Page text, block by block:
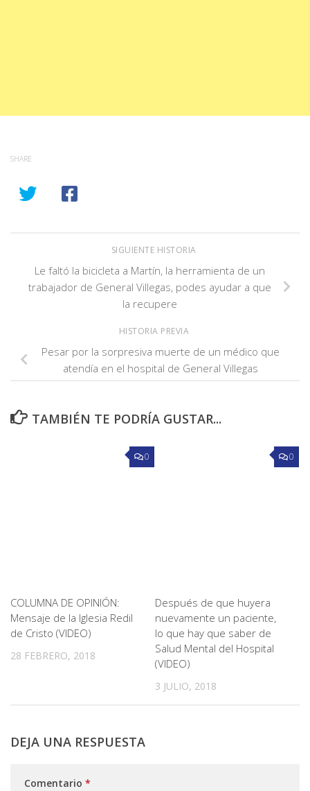
SHARE
SIGUIENTE HISTORIA
Le faltó la bicicleta a Martín, la herramienta de un
trabajador de General Villegas, podes ayudar a que
la recupere
HISTORIA PREVIA
Pesar por la sorpresiva muerte de un médico que
atendía en el hospital de General Villegas
TAMBIÉN TE PODRÍA GUSTAR...
0
COLUMNA DE OPINIÓN:
Mensaje de la Iglesia Redil
de Cristo (VIDEO)
28 FEBRERO, 2018
0
Después de que huyera
nuevamente un paciente,
lo que hay que saber de
Salud Mental del Hospital
(VIDEO)
3 JULIO, 2018
DEJA UNA RESPUESTA
Comentario *